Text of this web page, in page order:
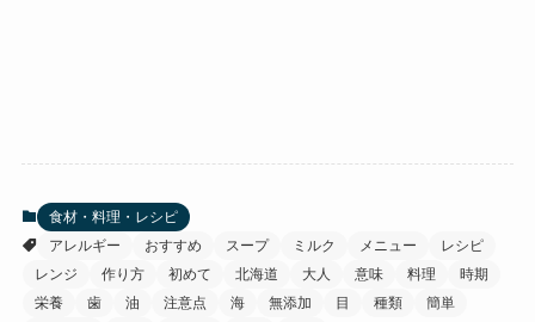
食材・料理・レシピ
アレルギー
おすすめ スープ ミルク メニュー
レシピ
レンジ
作り方 初めて 北海道 大人 意味 料理
時期
栄養
歯 油 注意点 海 無添加 目 種類
簡単